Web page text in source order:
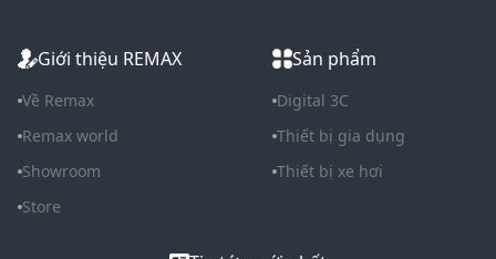
Giới thiệu REMAX
Về Remax
Remax world
Showroom
Store
Sản phẩm
Digital 3C
Thiết bị gia dụng
Thiết bị xe hơi